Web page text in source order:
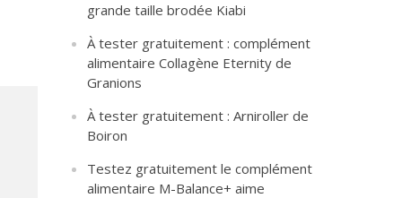
grande taille brodée Kiabi
À tester gratuitement : complément
alimentaire Collagène Eternity de
Granions
À tester gratuitement : Arniroller de
Boiron
Testez gratuitement le complément
alimentaire M-Balance+ aime